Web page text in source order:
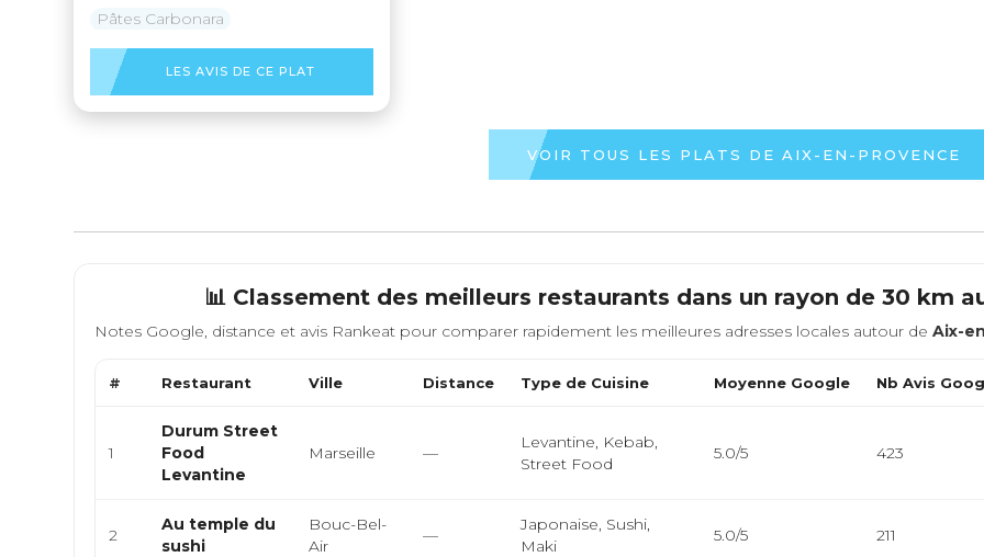
Pâtes Carbonara
LES AVIS DE CE PLAT
VOIR TOUS LES PLATS DE AIX-EN-PROVENCE
📊 Classement des meilleurs restaurants dans un rayon de 30 km
Notes Google, distance et avis Rankeat pour comparer rapidement les meilleures adresses locales autour deAix-
# Restaurant Ville Distance Type de Cuisine Moyenne Google Nb Avis
1
Durum Street
Food
Levantine
Marseille —
Levantine, Kebab,
Street Food
5.0/5 423
2
Au temple du
sushi
Bouc-Bel-
Air
—
Japonaise, Sushi,
Maki
5.0/5 211